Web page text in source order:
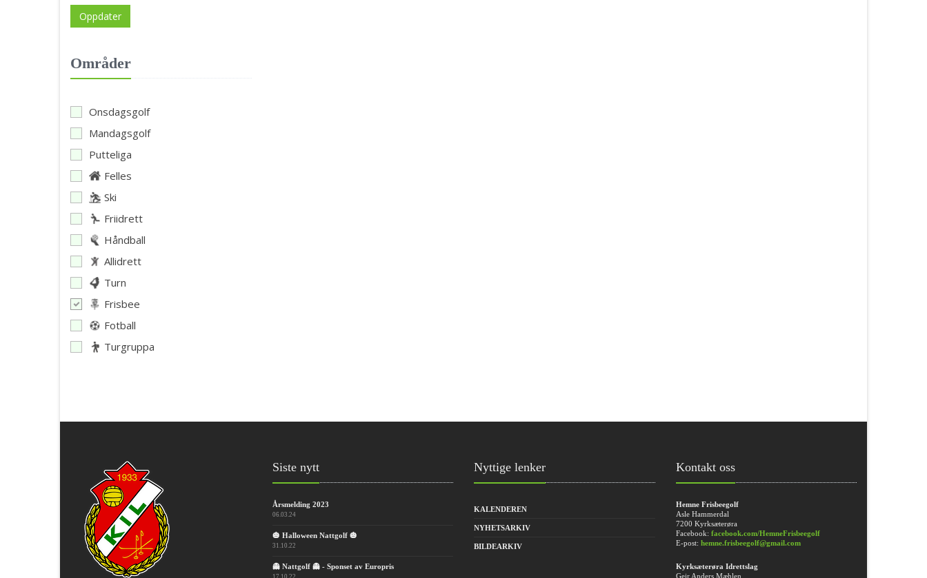
Oppdater
Områder
Onsdagsgolf
Mandagsgolf
Putteliga
Felles
Ski
Friidrett
Håndball
Allidrett
Turn
Frisbee
Fotball
Turgruppa
Siste nytt
Årsmelding 2023
06.03.24
🎃 Halloween Nattgolf 🎃
31.10.22
👻 Nattgolf 👻 - Sponset av Europris
Nyttige lenker
KALENDEREN
NYHETSARKIV
BILDEARKIV
Kontakt oss
Hemne Frisbeegolf
Asle Hammerdal
7200 Kyrksæterøra
Facebook: facebook.com/HemneFrisbeegolf
E-post: hemne.frisbeegolf@gmail.com
Kyrksæterøra Idrettslag